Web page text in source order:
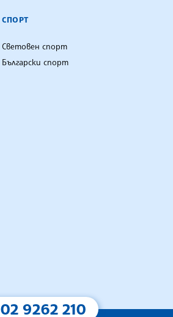
СПОРТ
Световен спорт
Български спорт
02 9262 210